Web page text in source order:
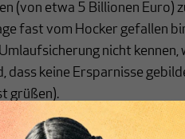
(von etwa 5 Billionen Euro)
fast vom Hocker gefallen
nicht kennen,
keine Ersparnisse
grüßen).
wie die Bild-Zeitung